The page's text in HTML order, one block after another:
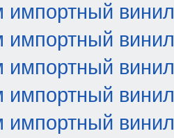
импортный винил
импортный винил
импортный винил
импортный винил
импортный винил